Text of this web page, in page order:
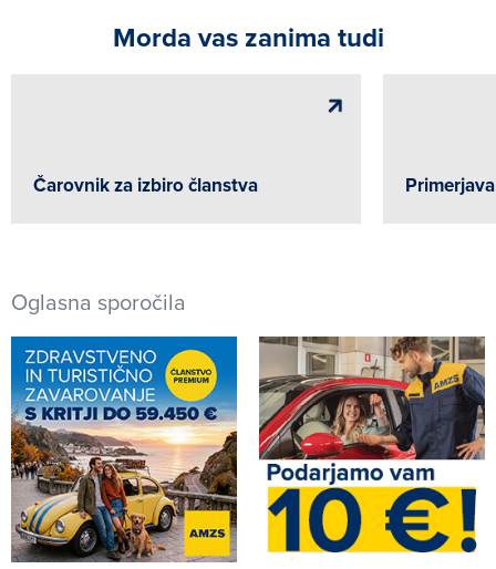
Morda vas zanima tudi
Čarovnik za izbiro članstva
Oglasna sporočila